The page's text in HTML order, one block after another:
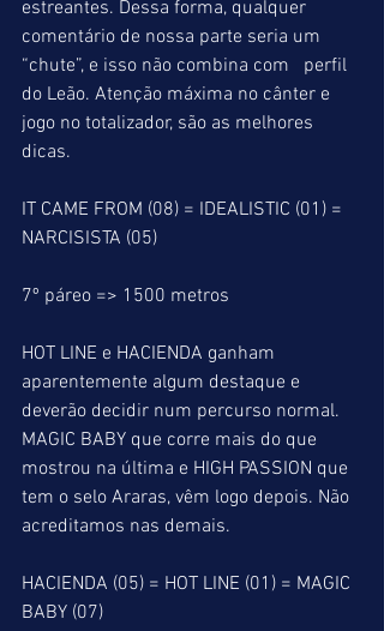
estreantes. Dessa forma, qualquer
comentário de nossa parte seria um
“chute”, e isso não combina com   perfil
do Leão. Atenção máxima no cânter e
jogo no totalizador, são as melhores
dicas.
IT CAME FROM (08) = IDEALISTIC (01) =
NARCISISTA (05)
7º páreo => 1500 metros
HOT LINE e HACIENDA ganham
aparentemente algum destaque e
deverão decidir num percurso normal.
MAGIC BABY que corre mais do que
mostrou na última e HIGH PASSION que
tem o selo Araras, vêm logo depois. Não
acreditamos nas demais.
HACIENDA (05) = HOT LINE (01) = MAGIC
BABY (07)